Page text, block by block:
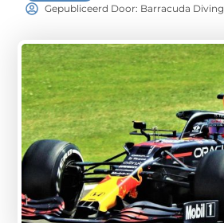
Gepubliceerd Door: Barracuda Diving